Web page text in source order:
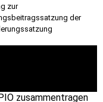
zur
der
zusammentragen